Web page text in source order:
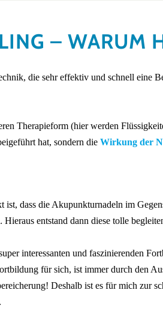
– WARUM
die sehr effektiv und schnell eine
Therapieform (hier werden
hat, sondern dieWirkung der
dass die Akupunkturnadeln im
entstand dann diese tolle
interessanten und faszinierenden
für sich, ist immer durch den
Deshalb ist es für mich zur